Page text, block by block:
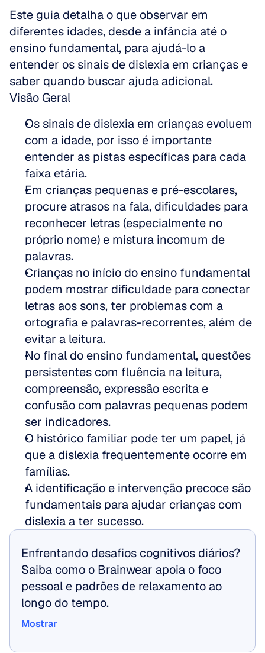
Este guia detalha o que observar em
diferentes idades, desde a infância até o
ensino fundamental, para ajudá-lo a
entender os sinais de dislexia em crianças e
saber quando buscar ajuda adicional.
Visão Geral
Os sinais de dislexia em crianças evoluem
com a idade, por isso é importante
entender as pistas específicas para cada
faixa etária.
Em crianças pequenas e pré-escolares,
procure atrasos na fala, dificuldades para
reconhecer letras (especialmente no
próprio nome) e mistura incomum de
palavras.
Crianças no início do ensino fundamental
podem mostrar dificuldade para conectar
letras aos sons, ter problemas com a
ortografia e palavras-recorrentes, além de
evitar a leitura.
No final do ensino fundamental, questões
persistentes com fluência na leitura,
compreensão, expressão escrita e
confusão com palavras pequenas podem
ser indicadores.
O histórico familiar pode ter um papel, já
que a dislexia frequentemente ocorre em
famílias.
A identificação e intervenção precoce são
fundamentais para ajudar crianças com
dislexia a ter sucesso.
Enfrentando desafios cognitivos diários?
Saiba como o Brainwear apoia o foco
pessoal e padrões de relaxamento ao
longo do tempo.
Mostrar